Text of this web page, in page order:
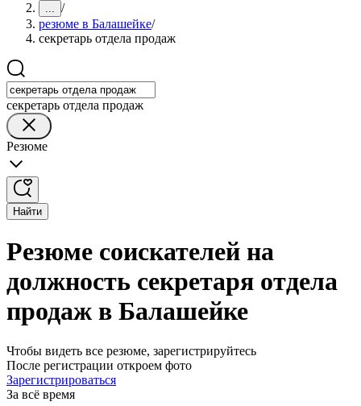
... /
резюме в Балашейке/
секретарь отдела продаж
секретарь отдела продаж
Резюме
Найти
Резюме соискателей на
должность секретаря отдела
продаж в Балашейке
Чтобы видеть все резюме, зарегистрируйтесь
После регистрации откроем фото
Зарегистрироваться
За всё время